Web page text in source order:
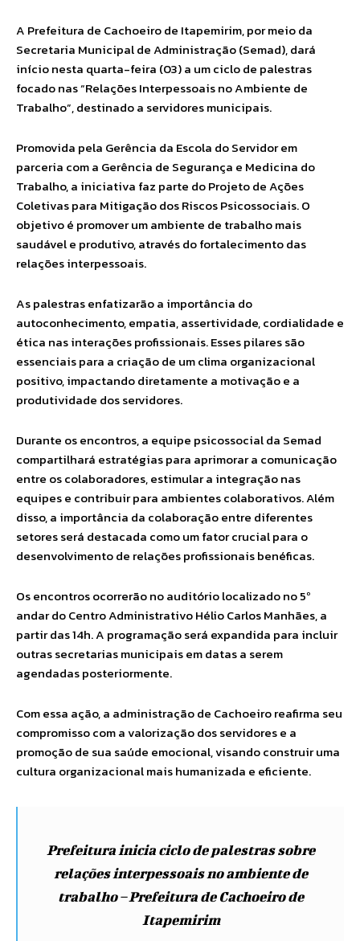
A Prefeitura de Cachoeiro de Itapemirim, por meio da
Secretaria Municipal de Administração (Semad), dará
início nesta quarta-feira (03) a um ciclo de palestras
focado nas “Relações Interpessoais no Ambiente de
Trabalho”, destinado a servidores municipais.
Promovida pela Gerência da Escola do Servidor em
parceria com a Gerência de Segurança e Medicina do
Trabalho, a iniciativa faz parte do Projeto de Ações
Coletivas para Mitigação dos Riscos Psicossociais. O
objetivo é promover um ambiente de trabalho mais
saudável e produtivo, através do fortalecimento das
relações interpessoais.
As palestras enfatizarão a importância do
autoconhecimento, empatia, assertividade, cordialidade e
ética nas interações profissionais. Esses pilares são
essenciais para a criação de um clima organizacional
positivo, impactando diretamente a motivação e a
produtividade dos servidores.
Durante os encontros, a equipe psicossocial da Semad
compartilhará estratégias para aprimorar a comunicação
entre os colaboradores, estimular a integração nas
equipes e contribuir para ambientes colaborativos. Além
disso, a importância da colaboração entre diferentes
setores será destacada como um fator crucial para o
desenvolvimento de relações profissionais benéficas.
Os encontros ocorrerão no auditório localizado no 5º
andar do Centro Administrativo Hélio Carlos Manhães, a
partir das 14h. A programação será expandida para incluir
outras secretarias municipais em datas a serem
agendadas posteriormente.
Com essa ação, a administração de Cachoeiro reafirma seu
compromisso com a valorização dos servidores e a
promoção de sua saúde emocional, visando construir uma
cultura organizacional mais humanizada e eficiente.
Prefeitura inicia ciclo de palestras sobre
relações interpessoais no ambiente de
trabalho – Prefeitura de Cachoeiro de
Itapemirim